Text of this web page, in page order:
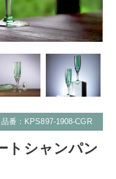
品番：KPS897-1908-CGR
トシャンパン